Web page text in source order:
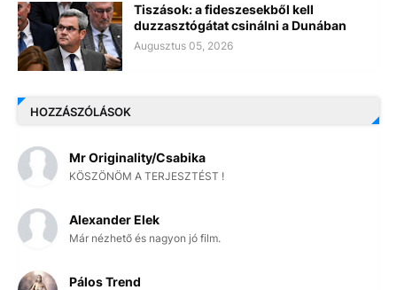
Tiszások: a fideszesekből kell
duzzasztógátat csinálni a Dunában
Augusztus 05, 2026
HOZZÁSZÓLÁSOK
Mr Originality/Csabika
KÖSZÖNÖM A TERJESZTÉST !
Alexander Elek
Már nézhető és nagyon jó film.
Pálos Trend